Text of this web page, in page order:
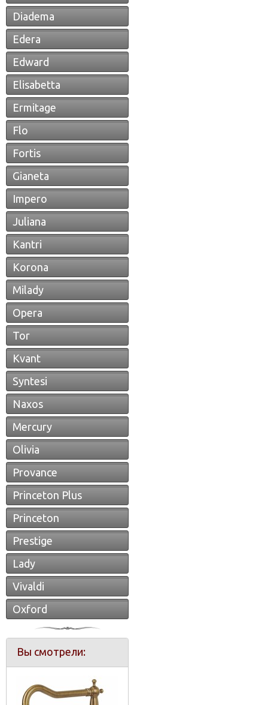
Diadema
Edera
Edward
Elisabetta
Ermitage
Flo
Fortis
Gianeta
Impero
Juliana
Kantri
Korona
Milady
Opera
Tor
Kvant
Syntesi
Naxos
Mercury
Olivia
Provance
Princeton Plus
Princeton
Prestige
Lady
Vivaldi
Oxford
Вы смотрели: